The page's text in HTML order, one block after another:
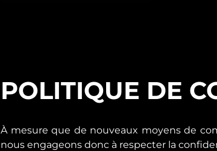
POLITIQUE DE
À mesure que de nouveaux moyens de
nous engageons donc à respecter la